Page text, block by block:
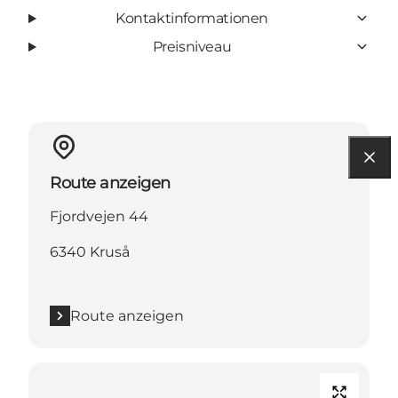
Kontaktinformationen
Preisniveau
Route anzeigen
Fjordvejen 44
6340 Kruså
Route anzeigen